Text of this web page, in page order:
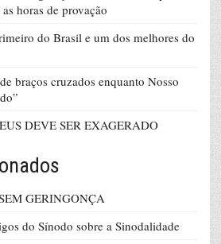
horas de provação
do Brasil e um dos melhores do
braços cruzados enquanto Nosso
DEVE SER EXAGERADO
GERINGONÇA
do Sínodo sobre a Sinodalidade